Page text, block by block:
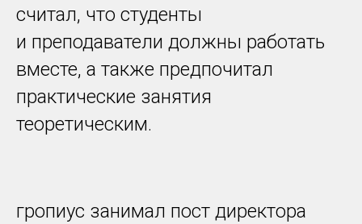
считал, что студенты
и преподаватели должны работать
вместе, а также предпочитал
практические занятия
теоретическим.
гропиус занимал пост директора